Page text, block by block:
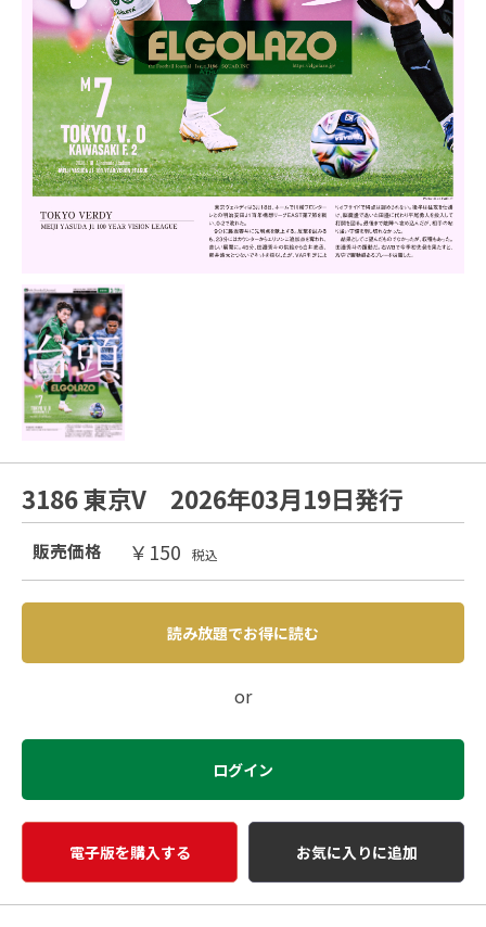
3186 東京V 2026年03月19日発行
販売価格 ￥150 税込
読み放題でお得に読む
or
ログイン
電子版を購入する お気に入りに追加